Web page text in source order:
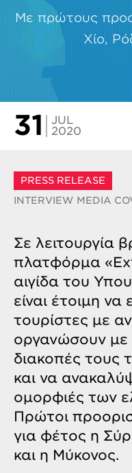
Με πρώτους
Χίο,
31
JUL
2020
PRESS RELEASE
INTERVIEW MEDIA
Σε λειτουργία
πλατφόρμα
αιγίδα του
είναι έτοιμη
τουρίστες με
οργανώσουν με
διακοπές τους
και να
ομορφιές των
Πρώτοι
για φέτος η
και η Μύκονος.